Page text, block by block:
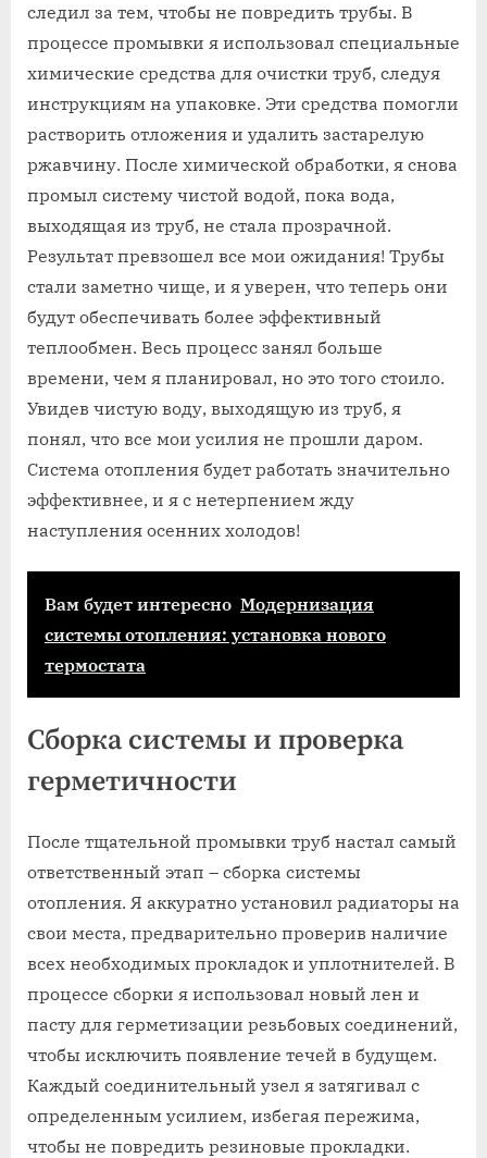
следил за тем, чтобы не повредить трубы. В
процессе промывки я использовал специальные
химические средства для очистки труб, следуя
инструкциям на упаковке. Эти средства помогли
растворить отложения и удалить застарелую
ржавчину. После химической обработки, я снова
промыл систему чистой водой, пока вода,
выходящая из труб, не стала прозрачной.
Результат превзошел все мои ожидания! Трубы
стали заметно чище, и я уверен, что теперь они
будут обеспечивать более эффективный
теплообмен. Весь процесс занял больше
времени, чем я планировал, но это того стоило.
Увидев чистую воду, выходящую из труб, я
понял, что все мои усилия не прошли даром.
Система отопления будет работать значительно
эффективнее, и я с нетерпением жду
наступления осенних холодов!
Вам будет интересно Модернизация
системы отопления: установка нового
термостата
Сборка системы и проверка
герметичности
После тщательной промывки труб настал самый
ответственный этап – сборка системы
отопления. Я аккуратно установил радиаторы на
свои места, предварительно проверив наличие
всех необходимых прокладок и уплотнителей. В
процессе сборки я использовал новый лен и
пасту для герметизации резьбовых соединений,
чтобы исключить появление течей в будущем.
Каждый соединительный узел я затягивал с
определенным усилием, избегая пережима,
чтобы не повредить резиновые прокладки.